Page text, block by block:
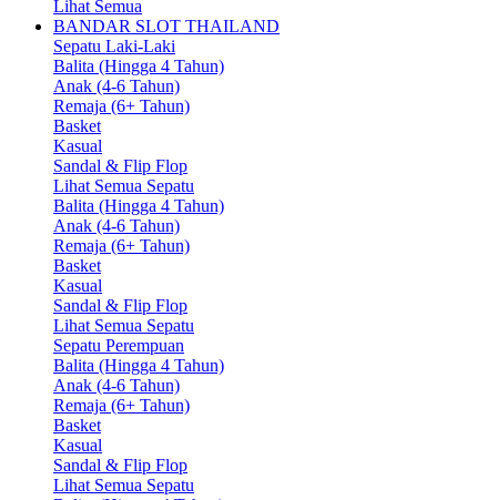
Lihat Semua
BANDAR SLOT THAILAND
Sepatu Laki-Laki
Balita (Hingga 4 Tahun)
Anak (4-6 Tahun)
Remaja (6+ Tahun)
Basket
Kasual
Sandal & Flip Flop
Lihat Semua Sepatu
Balita (Hingga 4 Tahun)
Anak (4-6 Tahun)
Remaja (6+ Tahun)
Basket
Kasual
Sandal & Flip Flop
Lihat Semua Sepatu
Sepatu Perempuan
Balita (Hingga 4 Tahun)
Anak (4-6 Tahun)
Remaja (6+ Tahun)
Basket
Kasual
Sandal & Flip Flop
Lihat Semua Sepatu